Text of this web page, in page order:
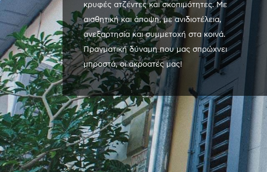
κρυφές ατζέντες και σκοπιμότητες. Με
αισθητική και άποψη, με ανιδιοτέλεια,
ανεξαρτησία και συμμετοχή στα κοινά.
Πραγματική δύναμη που μας σπρώχνει
μπροστά, οι ακροατές μας!